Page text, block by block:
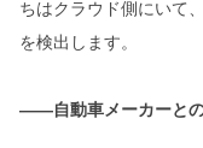
ちはクラウド側にいて
を検出します。
――自動車メーカーとの